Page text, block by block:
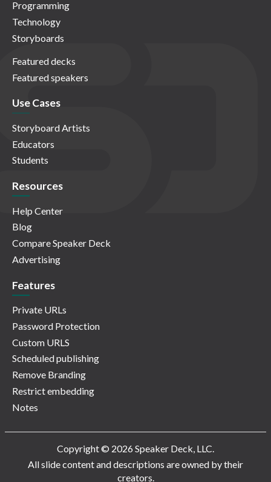
Programming
Technology
Storyboards
Featured decks
Featured speakers
Use Cases
Storyboard Artists
Educators
Students
Resources
Help Center
Blog
Compare Speaker Deck
Advertising
Features
Private URLs
Password Protection
Custom URLS
Scheduled publishing
Remove Branding
Restrict embedding
Notes
Copyright © 2026 Speaker Deck, LLC.
All slide content and descriptions are owned by their
creators.